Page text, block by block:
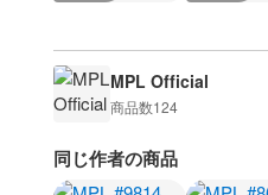
MPL Official
商品数124
同じ作者の商品